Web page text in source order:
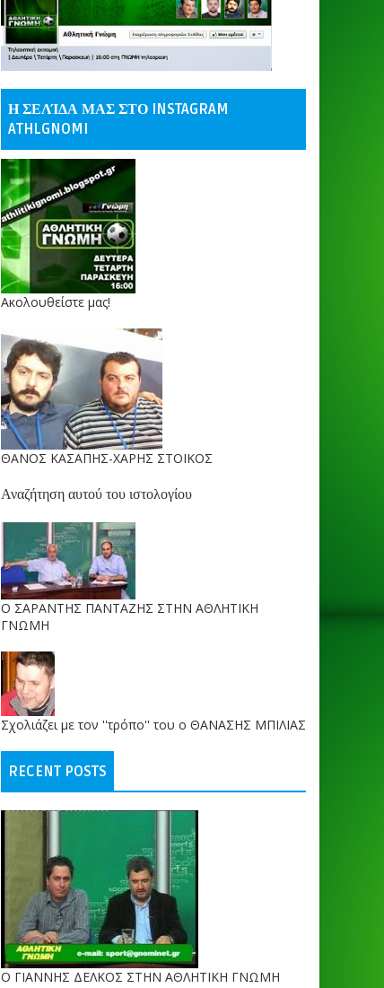
Η ΣΕΛΊΔΑ ΜΑΣ ΣΤΟ INSTAGRAM
ATHLGNOMI
Ακολουθείστε μας!
ΘΑΝΟΣ ΚΑΣΑΠΗΣ-ΧΑΡΗΣ ΣΤΟΙΚΟΣ
Αναζήτηση αυτού του ιστολογίου
O ΣΑΡΑΝΤΗΣ ΠΑΝΤΑΖΗΣ ΣΤΗΝ ΑΘΛΗΤΙΚΗ
ΓΝΩΜΗ
Σχολιάζει με τον ''τρόπο'' του ο ΘΑΝΑΣΗΣ ΜΠΙΛΙΑΣ
RECENT POSTS
Ο ΓΙΑΝΝΗΣ ΔΕΛΚΟΣ ΣΤΗΝ ΑΘΛΗΤΙΚΗ ΓΝΩΜΗ